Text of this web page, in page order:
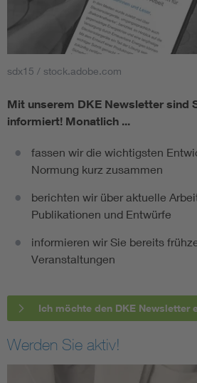
sdx15 / stock.adobe.com
Mit unserem DKE Newsletter sind
informiert! Monatlich ...
fassen wir die wichtigsten
Normung kurz zusammen
berichten wir über aktuelle
Publikationen und Entwürfe
informieren wir Sie bereits
Veranstaltungen
Ich möchte den DKE Newsletter
Werden Sie aktiv!